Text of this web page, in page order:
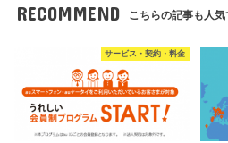
RECOMMEND こちらの記事も人気
サービス・契約・料金